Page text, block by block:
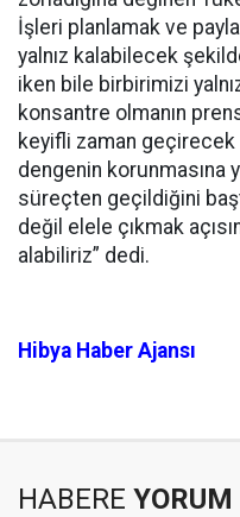
İşleri planlamak ve
yalnız kalabilecek
iken bile birbirimizi
konsantre olmanın
keyifli zaman
dengenin korunmasına
süreçten geçildiğini
değil elele çıkmak
alabiliriz” dedi.
Hibya Haber Ajansı
HABERE